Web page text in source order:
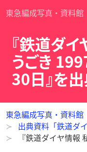
東急編成写真・資料館
『鉄道ダ
うごき
30日』を
東急編成写真・資料館
出典資料「鉄道ダ
『鉄道ダイヤ情